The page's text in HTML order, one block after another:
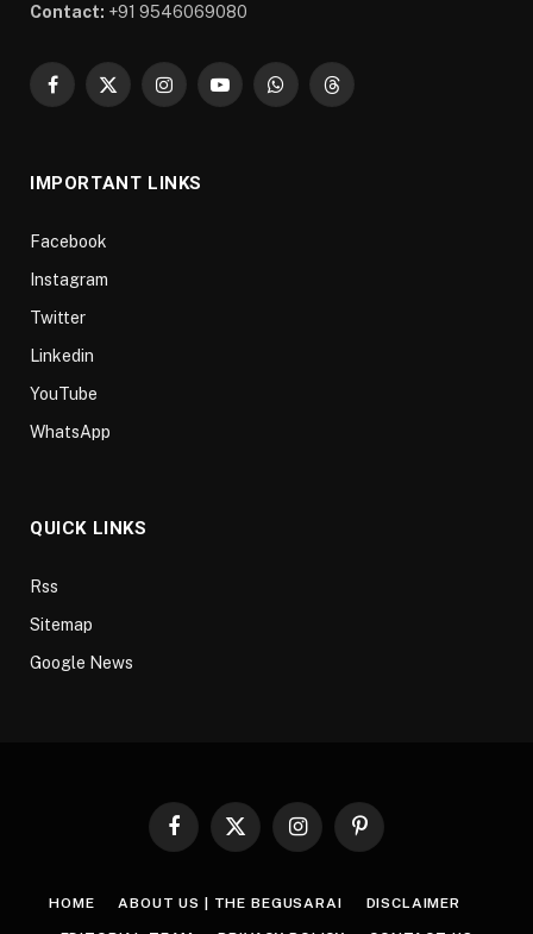
Contact: +91 9546069080
Facebook
X
InstagramYouTubeWhatsAppThreads
IMPORTANT LINKS
Facebook
Instagram
Twitter
Linkedin
YouTube
WhatsApp
QUICK LINKS
Rss
Sitemap
Google News
Facebook
X
InstagramPinterest
HOME ABOUT US | THE BEGUSARAI DISCLAIMER